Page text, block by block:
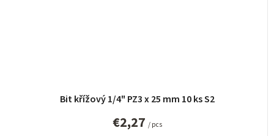
Bit křížový 1/4" PZ3 x 25 mm 10 ks S2
€2,27 / pcs